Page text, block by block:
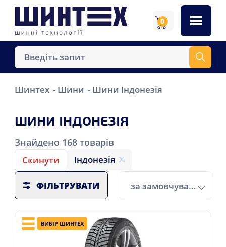
0
Шинтех Шини Шини Індонезія
ШИНИ ІНДОНЕЗІЯ
Знайдено 168товарів
Скинути Індонезія
ФІЛЬТРУВАТИ за замовчуванням
ВИБІР ШИНТЕХ